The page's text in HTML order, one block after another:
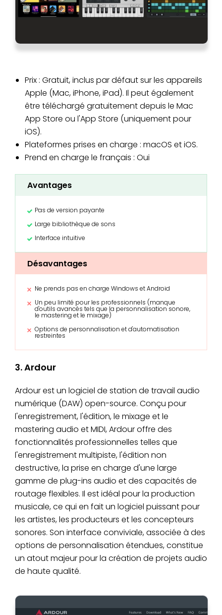
Prix : Gratuit, inclus par défaut sur les appareils
Apple (Mac, iPhone, iPad). Il peut également
être téléchargé gratuitement depuis le Mac
App Store ou l'App Store (uniquement pour
iOS).
Plateformes prises en charge : macOS et iOS.
Prend en charge le français : Oui
Avantages
Pas de version payante
Large bibliothèque de sons
Interface intuitive
Désavantages
Ne prends pas en charge Windows et Android
Un peu limité pour les professionnels (manque
d'outils avancés tels que la personnalisation sonore,
le mastering et le mixage)
Options de personnalisation et d'automatisation
restreintes
3. Ardour
Ardour est un logiciel de station de travail audio
numérique (DAW) open-source. Conçu pour
l'enregistrement, l'édition, le mixage et le
mastering audio et MIDI, Ardour offre des
fonctionnalités professionnelles telles que
l'enregistrement multipiste, l'édition non
destructive, la prise en charge d'une large
gamme de plug-ins audio et des capacités de
routage flexibles. Il est idéal pour la production
musicale, ce qui en fait un logiciel puissant pour
les artistes, les producteurs et les concepteurs
sonores. Son interface conviviale, associée à des
options de personnalisation étendues, constitue
un atout majeur pour la création de projets audio
de haute qualité.